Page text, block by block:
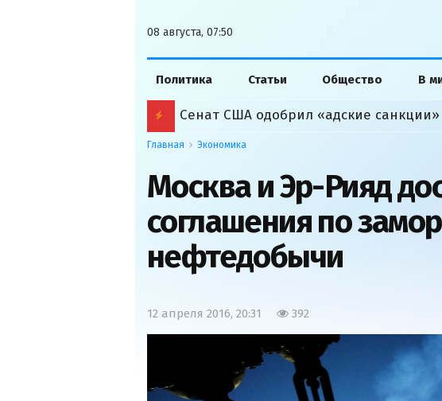
08 августа, 07:50
Политика Статьи Общество В
Сенат США одобрил «адские санкции»
Главная Экономика
Москва и Эр-Рияд
соглашения по
нефтедобычи
12 апреля 2016, 20:31 392